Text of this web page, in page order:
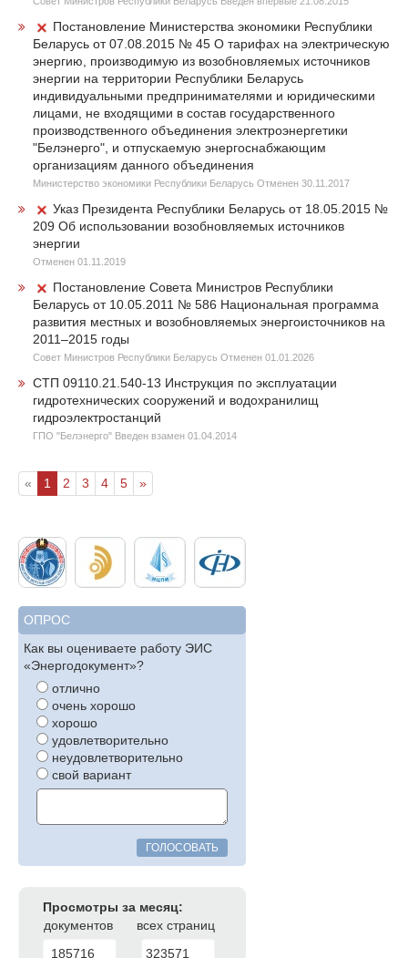
Постановление Министерства экономики Республики
Беларусь от 07.08.2015 № 45 О тарифах на электрическую
энергию, производимую из возобновляемых источников
энергии на территории Республики Беларусь
индивидуальными предпринимателями и юридическими
лицами, не входящими в состав государственного
производственного объединения электроэнергетики
"Белэнерго", и отпускаемую энергоснабжающим
организациям данного объединения
Министерство экономики Республики Беларусь Отменен 30.11.2017
Указ Президента Республики Беларусь от 18.05.2015 №
209 Об использовании возобновляемых источников
энергии
Отменен 01.11.2019
Постановление Совета Министров Республики
Беларусь от 10.05.2011 № 586 Национальная программа
развития местных и возобновляемых энергоисточников на
2011–2015 годы
Совет Министров Республики Беларусь Отменен 01.01.2026
СТП 09110.21.540-13 Инструкция по эксплуатации
гидротехнических сооружений и водохранилищ
гидроэлектростанций
ГПО "Белэнерго" Введен взамен 01.04.2014
« 1 2 3 4 5 »
ОПРОС
Как вы оцениваете работу ЭИС
«Энергодокумент»?
отлично
очень хорошо
хорошо
удовлетворительно
неудовлетворительно
свой вариант
ГОЛОСОВАТЬ
Просмотры за месяц:
документов
всех страниц
185716
323571